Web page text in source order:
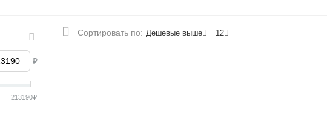
Сортировать по: Дешевые выше 12
₽
213190₽